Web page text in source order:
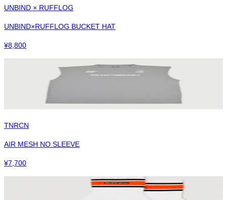
UNBIND × RUFFLOG
UNBIND×RUFFLOG BUCKET HAT
¥8,800
TNRCN
AIR MESH NO SLEEVE
¥7,700